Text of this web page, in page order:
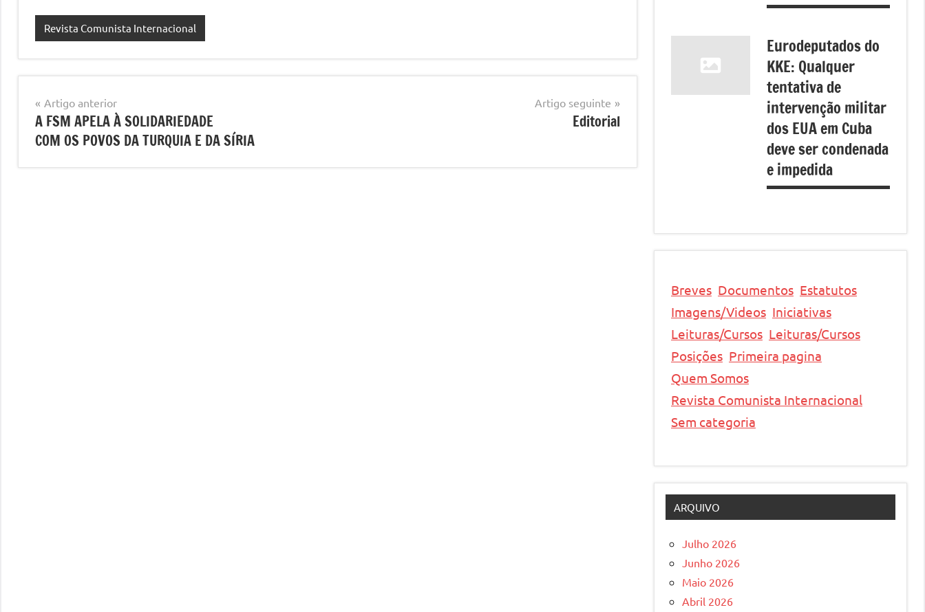
Revista Comunista Internacional
Navegação
de
artigos
Artigo anterior
A FSM APELA À SOLIDARIEDADE
COM OS POVOS DA TURQUIA E DA SÍRIA
Artigo seguinte
Editorial
Eurodeputados do
KKE: Qualquer
tentativa de
intervenção militar
dos EUA em Cuba
deve ser condenada
e impedida
Breves Documentos Estatutos
Imagens/Videos Iniciativas
Leituras/Cursos Leituras/Cursos
Posições Primeira pagina
Quem Somos
Revista Comunista Internacional
Sem categoria
ARQUIVO
Julho 2026
Junho 2026
Maio 2026
Abril 2026